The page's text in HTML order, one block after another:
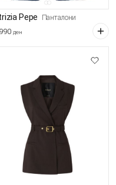
Pepe Панталони
ден